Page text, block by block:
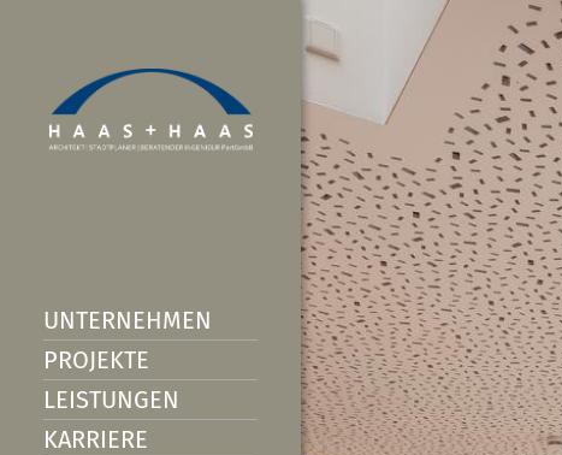
UNTERNEHMEN
PROJEKTE
LEISTUNGEN
KARRIERE